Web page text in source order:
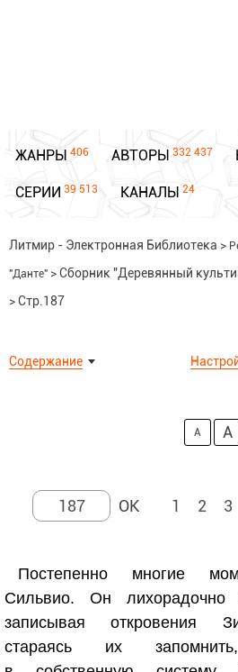
ЖАНРЫ 406 АВТОРЫ 332 437
СЕРИИ 39 513 КАНАЛЫ 24
Литмир - Электронная Библиотека >
"Данте" >Сборник "Деревянный
>Стр.187
Содержание
A A
1 2 3
Постепенно многие
Сильвио. Он лихорадочно
записывая откровения
стараясь их